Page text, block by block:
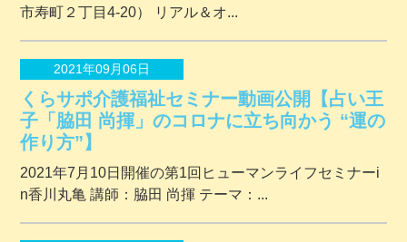
市寿町２丁⽬4-20） リアル＆オ...
2021年09月06日
くらサポ介護福祉セミナー動画公開【占い王
子「脇田 尚揮」のコロナに立ち向かう “運の
作り方”】
2021年7月10日開催の第1回ヒューマンライフセミナーi
n香川丸亀 講師：脇田 尚揮 テーマ：...